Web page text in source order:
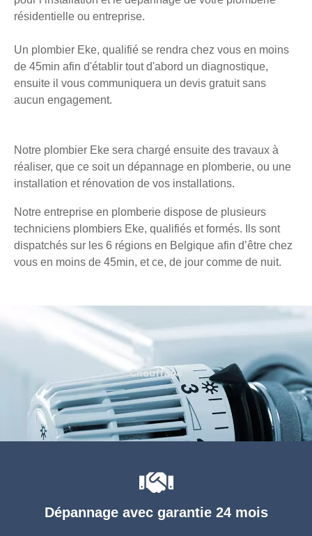
résidentielle ou entreprise.
Un plombier Eke, qualifié se rendra chez vous en moins
de 45min afin d'établir tout d'abord un diagnostique,
ensuite il vous communiquera un devis gratuit sans
aucun engagement.
Notre plombier Eke sera chargé ensuite des travaux à
réaliser, que ce soit un dépannage en plomberie, ou une
installation et rénovation de vos installations.
Notre entreprise en plomberie dispose de plusieurs
techniciens plombiers Eke, qualifiés et formés. Ils sont
dispatchés sur les 6 régions en Belgique afin d’être chez
vous en moins de 45min, et ce, de jour comme de nuit.
Dépannage avec garantie 24 mois
Chauffage